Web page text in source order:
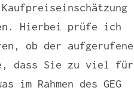
Hierbei prüfe ich
ob der aufgerufene
dass Sie zu viel für
im Rahmen des GEG